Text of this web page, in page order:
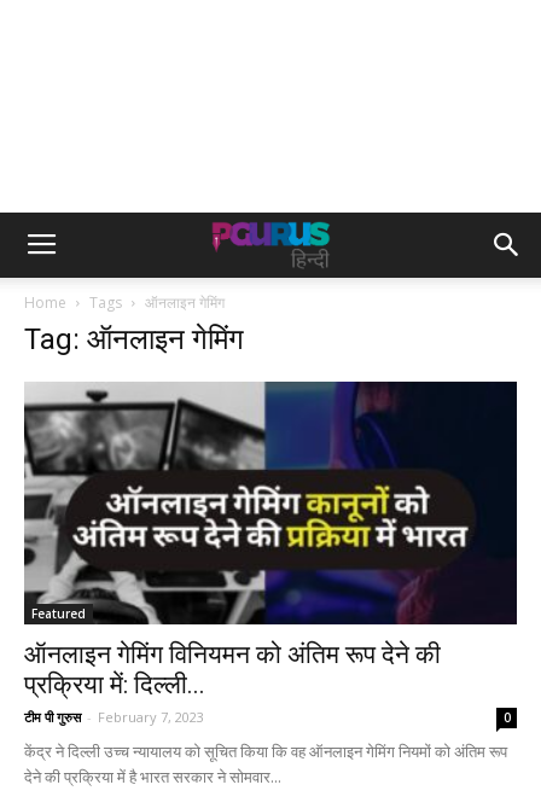
Home Tags ऑनलाइन गेमिंग
Tag: ऑनलाइन गेमिंग
Featured
ऑनलाइन गेमिंग विनियमन को अंतिम रूप देने की
प्रक्रिया में: दिल्ली...
टीम पी गुरुस - February 7, 2023 0
केंद्र ने दिल्ली उच्च न्यायालय को सूचित किया कि वह ऑनलाइन गेमिंग नियमों को अंतिम रूप
देने की प्रक्रिया में है भारत सरकार ने सोमवार...